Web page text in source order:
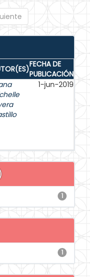
FECHA DE
PUBLICACIÓN
1-jun-2019
1
1